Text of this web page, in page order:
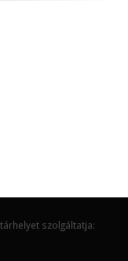
szolgáltatja: